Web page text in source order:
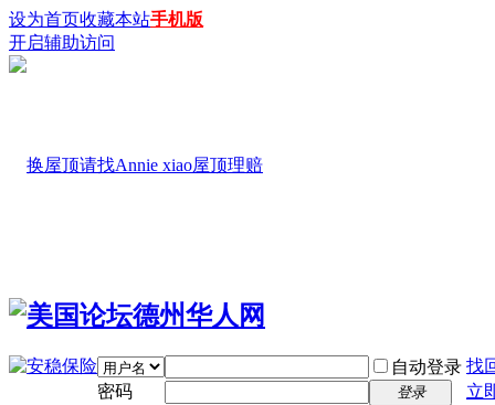
设为首页收藏本站手机版
开启辅助访问
自动登录 找
密码
登录
立